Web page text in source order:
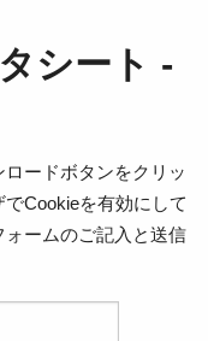
シート -
ードボタンをクリッ
Cookieを有効にして
ームのご記入と送信